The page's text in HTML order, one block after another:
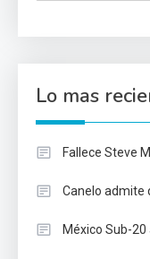
Lo mas
Fallece Steve
Canelo admite
México Sub-